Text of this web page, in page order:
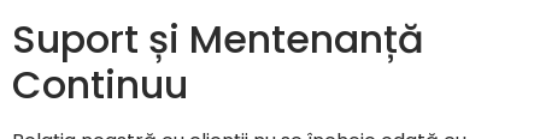
Suport și Mentenanță
Continuu